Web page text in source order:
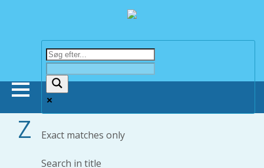
Exact matches only
Search in title
Forsiden
Butikker
Z